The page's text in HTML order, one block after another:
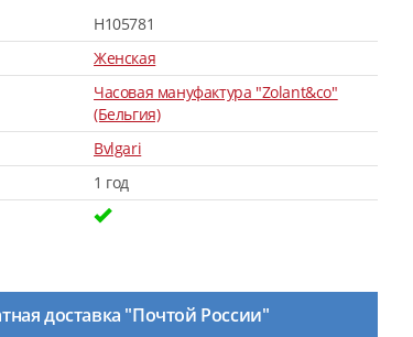
H105781
Женская
Часовая мануфактура "Zolant&co"
(Бельгия)
Bvlgari
1 год
доставка "Почтой России"